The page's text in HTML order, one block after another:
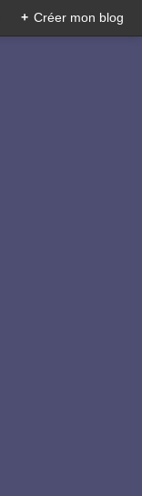
+ Créer mon blog